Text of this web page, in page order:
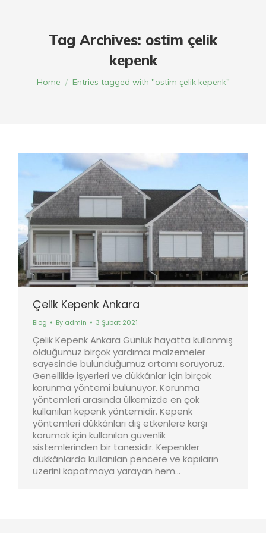
Tag Archives: ostim çelik
kepenk
Home Entries tagged with "ostim çelik kepenk"
Çelik Kepenk Ankara
Blog By admin 3 Şubat 2021
Çelik Kepenk Ankara Günlük hayatta kullanmış
olduğumuz birçok yardımcı malzemeler
sayesinde bulunduğumuz ortamı soruyoruz.
Genellikle işyerleri ve dükkânlar için birçok
korunma yöntemi bulunuyor. Korunma
yöntemleri arasında ülkemizde en çok
kullanılan kepenk yöntemidir. Kepenk
yöntemleri dükkânları dış etkenlere karşı
korumak için kullanılan güvenlik
sistemlerinden bir tanesidir. Kepenkler
dükkânlarda kullanılan pencere ve kapıların
üzerini kapatmaya yarayan hem…